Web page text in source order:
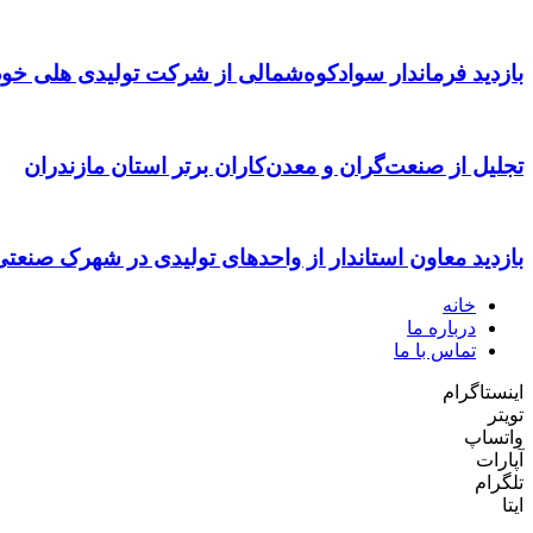
بازدید فرماندار سوادکوه‌شمالی از شرکت تولیدی هلی
تجلیل از صنعت‌گران و معدن‌کاران برتر استان مازندران
بازدید معاون استاندار از واحدهای تولیدی در شهرک
خانه
درباره ما
تماس با ما
اینستاگرام
تویتر
واتساپ
آپارات
تلگرام
ایتا